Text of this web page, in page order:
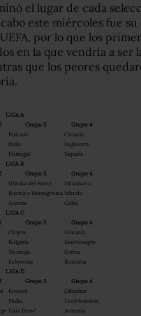
el lugar de cada
cabo este miércoles fue
por lo que los
en la que vendría a ser
que los peores
LIGA A
Grupo 3
Grupo 4
Polonia
Croacia
Italia
Inglaterra
Portugal
España
LIGA B
Grupo 3
Grupo 4
Irlanda del Norte
Dinamarca
Bosnia y Herzegovina Irlanda
Austria
Gales
LIGA C
Grupo 3
Grupo 4
Chipre
Lituania
Bulgaria
Montenegro
Noruega
Serbia
Eslovenia
Rumania
LIGA D
Grupo 3
Grupo 4
Kosovo
Gibraltar
Malta
Liechtenstein
Islas Feroé
Armenia